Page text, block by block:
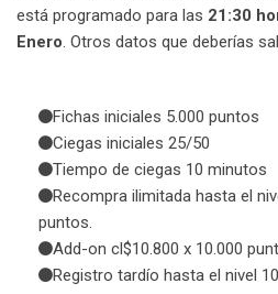
está programado para las 21:30
Enero. Otros datos que deberías
Fichas iniciales 5.000 puntos
Ciegas iniciales 25/50
Tiempo de ciegas 10 minutos
Recompra ilimitada hasta el
puntos.
Add-on cl$10.800 x 10.000
Registro tardío hasta el nivel